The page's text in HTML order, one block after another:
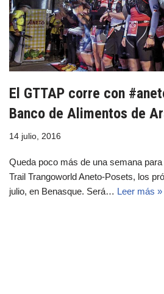
El GTTAP corre con
Banco de Alimentos de
14 julio, 2016
Queda poco más de una semana
Trail Trangoworld Aneto-Posets, los
julio, en Benasque. Será… Leer más »